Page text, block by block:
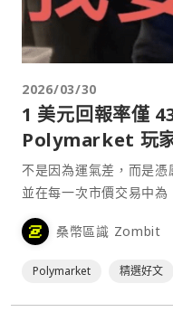
2026/03/30
1 美元回報率僅
Polymarket 玩
不是因為運氣差，而是憑
並在每一次市價交易中
桑幣區識 Zombit
Polymarket 精選好文